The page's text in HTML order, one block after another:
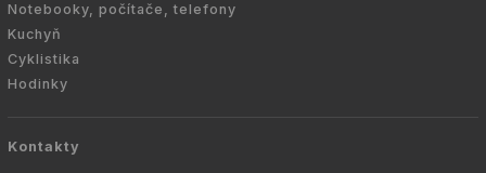
Notebooky, počítače, telefony
Kuchyň
Cyklistika
Hodinky
Kontakty